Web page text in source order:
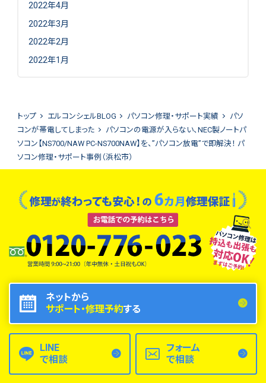
2022年4月
2022年3月
2022年2月
2022年1月
トップ エルコンシェルBLOG パソコン修理・サポート実績
パソ
コンが帯電してしまった
パソコンの電源が入らない、NEC製ノートパ
ソコン【NS700/NAW PC-NS700NAW】を、”パソコン放電”で即解決！ パ
ソコン修理・サポート事例（浜松市）
ネットから
サポート・修理予約する
LINE
で相談
フォーム
で相談